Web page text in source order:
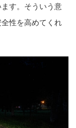
す。そういう意
性を高めてくれ